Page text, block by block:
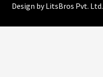
Design byLitsBros Pvt. Ltd.